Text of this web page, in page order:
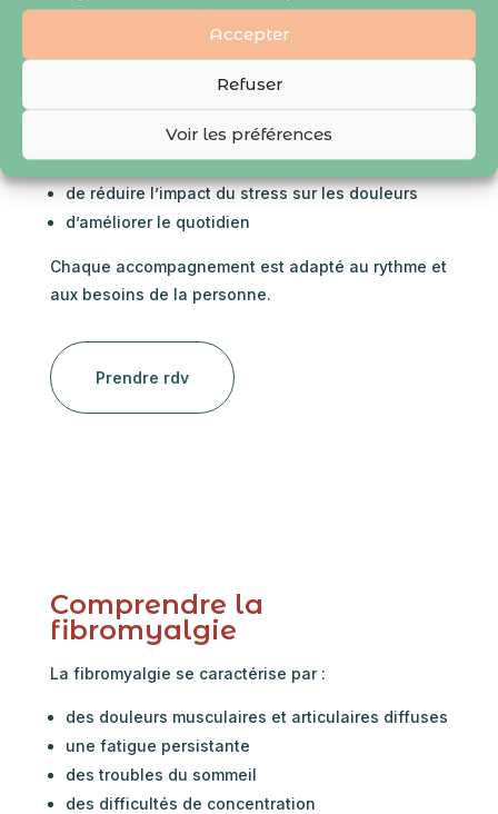
Accepter
Refuser
Voir les préférences
remplace en aucun cas un traitement médical.
Il s’inscrit comme un soutien naturel
de mieux vivre avec la maladie
de réduire l’impact du stress sur les douleurs
d’améliorer le quotidien
Chaque accompagnement est adapté au rythme et
aux besoins de la personne.
Prendre rdv
Comprendre la
fibromyalgie
La fibromyalgie se caractérise par :
des douleurs musculaires et articulaires diffuses
une fatigue persistante
des troubles du sommeil
des difficultés de concentration